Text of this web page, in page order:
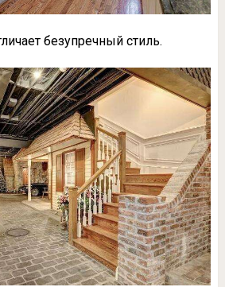
безупречный стиль.